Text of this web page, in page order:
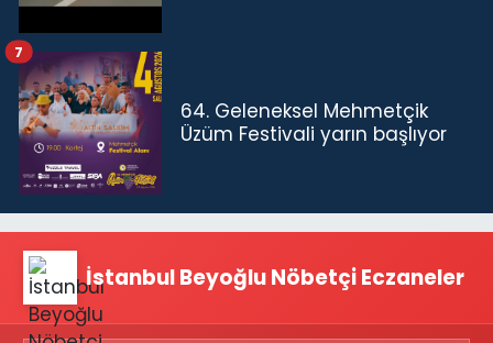
64. Geleneksel Mehmetçik
Üzüm Festivali yarın başlıyor
7
İstanbul Beyoğlu Nöbetçi Eczaneler